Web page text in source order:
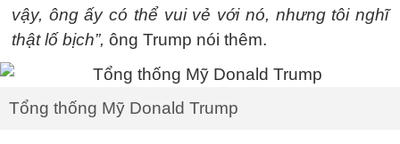
vậy, ông ấy có thể vui vẻ với nó, nhưng tôi nghĩ
thật lố bịch”, ông Trump nói thêm.
Tổng thống Mỹ Donald Trump